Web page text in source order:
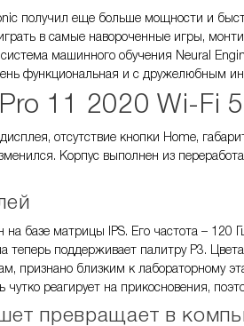
получил еще больше мощности и
в самые навороченные игры,
машинного обучения Neural
функциональная и с дружелюбным
11 2020 Wi-Fi
отсутствие кнопки Home,
Корпус выполнен из
базе матрицы IPS. Его частота – 120
теперь поддерживает палитру Р3.
признано близким к лабораторному
реагирует на прикосновения,
превращает в